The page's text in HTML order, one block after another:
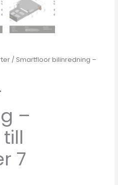
/ Smartfloor bilinredning –
–
7